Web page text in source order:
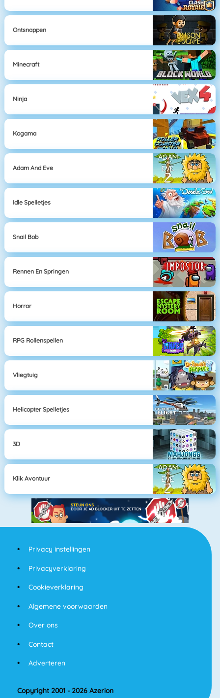
Ontsnappen
Minecraft
Ninja
Kogama
Adam And Eve
Idle Spelletjes
Snail Bob
Rennen En Springen
Horror
RPG Rollenspellen
Vliegtuig
Helicopter Spelletjes
3D
Klik Avontuur
Privacy instellingen
Privacyverklaring
Cookieverklaring
Algemene voorwaarden
Over ons
Contact
Adverteren
Copyright 2001 - 2026 Azerion